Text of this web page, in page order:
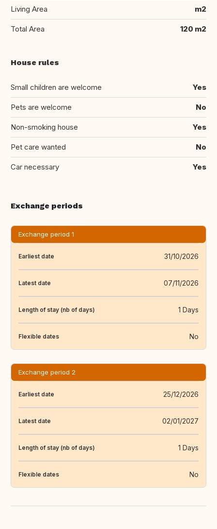
Living Area m2
Total Area 120 m2
House rules
Small children are welcome Yes
Pets are welcome No
Non-smoking house Yes
Pet care wanted No
Car necessary Yes
Exchange periods
Exchange period 1
Earliest date 31/10/2026
Latest date 07/11/2026
Length of stay (nb of days) 1 Days
Flexible dates No
Exchange period 2
Earliest date 25/12/2026
Latest date 02/01/2027
Length of stay (nb of days) 1 Days
Flexible dates No